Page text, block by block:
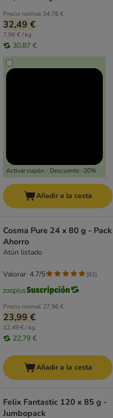
Precio normal 34,76 €
32,49 €
7,96 € / kg
30,87 €
Activar cupón - Descuento -20%
Añadir a la cesta
Cosma Pure 24 x 80 g - Pack
Ahorro
Atún listado
Precio normal 27,96 €
23,99 €
12,49 € / kg
22,79 €
Valorar: 4.7/5 (61)
Añadir a la cesta
Felix Fantastic 120 x 85 g -
Jumbopack